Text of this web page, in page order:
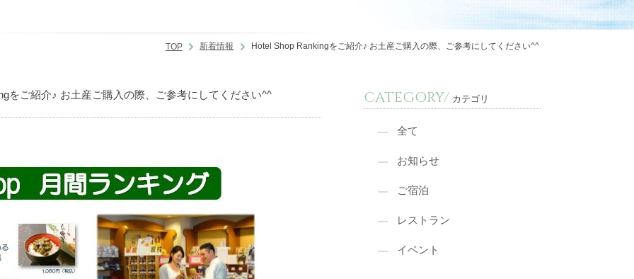
TOP 新着情報 Hotel Shop Rankingをご紹介♪ お土産ご購入の際、ご参考にしてください^^
をご紹介♪ お土産ご購入の際、ご参考にしてください^^ CATEGORY/ カテゴリ
全て
お知らせ
ご宿泊
レストラン
イベント